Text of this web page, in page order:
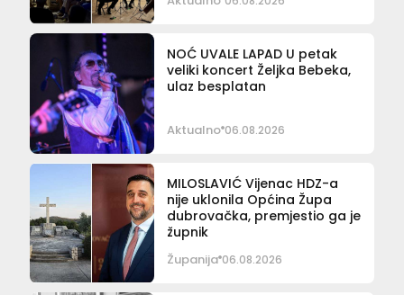
NOĆ UVALE LAPAD U petak
veliki koncert Željka Bebeka,
ulaz besplatan
Aktualno 06.08.2026
MILOSLAVIĆ Vijenac HDZ-a
nije uklonila Općina Župa
dubrovačka, premjestio ga je
župnik
Županija 06.08.2026